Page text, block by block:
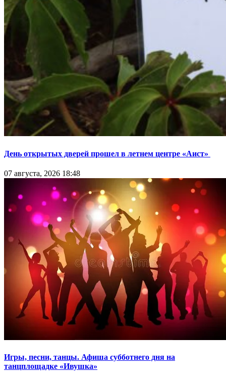
День открытых дверей прошел в летнем центре «Аист»
07 августа, 2026 18:48
Игры, песни, танцы. Афиша субботнего дня на
танцплощадке «Ивушка»